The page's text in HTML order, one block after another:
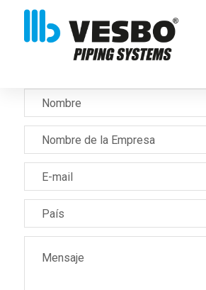
Formulario